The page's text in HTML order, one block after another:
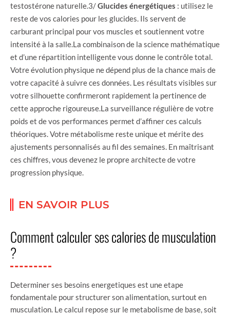
testostérone naturelle.3/Glucides énergétiques : utilisez le
reste de vos calories pour les glucides. Ils servent de
carburant principal pour vos muscles et soutiennent votre
intensité à la salle.La combinaison de la science mathématique
et d’une répartition intelligente vous donne le contrôle total.
Votre évolution physique ne dépend plus de la chance mais de
votre capacité à suivre ces données. Les résultats visibles sur
votre silhouette confirmeront rapidement la pertinence de
cette approche rigoureuse.La surveillance régulière de votre
poids et de vos performances permet d’affiner ces calculs
théoriques. Votre métabolisme reste unique et mérite des
ajustements personnalisés au fil des semaines. En maîtrisant
ces chiffres, vous devenez le propre architecte de votre
progression physique.
EN SAVOIR PLUS
Comment calculer ses calories de musculation
?
Determiner ses besoins energetiques est une etape
fondamentale pour structurer son alimentation, surtout en
musculation. Le calcul repose sur le metabolisme de base, soit